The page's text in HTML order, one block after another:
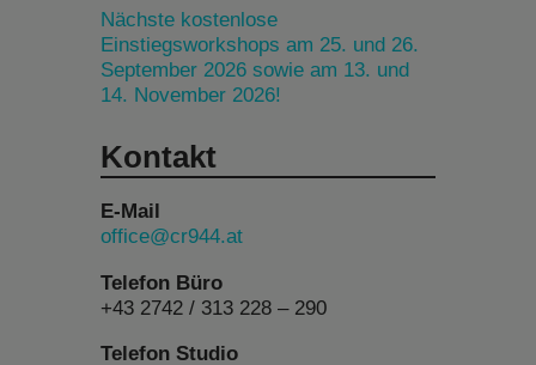
Nächste kostenlose
Einstiegsworkshops am 25. und 26.
September 2026 sowie am 13. und
14. November 2026!
Kontakt
E-Mail
office@cr944.at
Telefon Büro
+43 2742 / 313 228 – 290
Telefon Studio